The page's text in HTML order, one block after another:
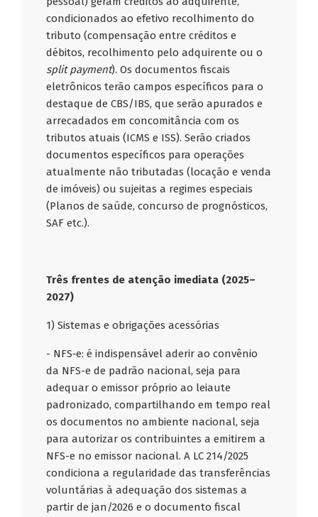
condicionados ao efetivo recolhimento do
tributo (compensação entre créditos e
débitos, recolhimento pelo adquirente ou o
split payment). Os documentos fiscais
eletrônicos terão campos específicos para o
destaque de CBS/IBS, que serão apurados e
arrecadados em concomitância com os
tributos atuais (ICMS e ISS). Serão criados
documentos específicos para operações
atualmente não tributadas (locação e venda
de imóveis) ou sujeitas a regimes especiais
(Planos de saúde, concurso de prognósticos,
SAF etc.).
Três frentes de atenção imediata (2025–
2027)
1) Sistemas e obrigações acessórias
- NFS‑e: é indispensável aderir ao convênio
da NFS-e de padrão nacional, seja para
adequar o emissor próprio ao leiaute
padronizado, compartilhando em tempo real
os documentos no ambiente nacional, seja
para autorizar os contribuintes a emitirem a
NFS-e no emissor nacional. A LC 214/2025
condiciona a regularidade das transferências
voluntárias à adequação dos sistemas a
partir de jan/2026 e o documento fiscal